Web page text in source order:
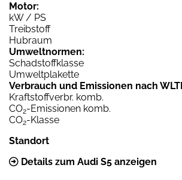
Motor:
kW / PS
Treibstoff
Hubraum
Umweltnormen:
Schadstoffklasse
Umweltplakette
Verbrauch und Emissionen nach
Kraftstoffverbr. komb.
CO2-Emissionen komb.
CO2-Klasse
Standort
Details zum Audi S5 anzeigen